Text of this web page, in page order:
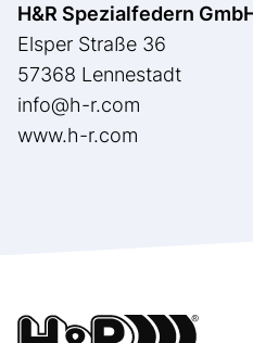
H&R Spezialfedern
Elsper Straße 36
57368 Lennestadt
info@h-r.com
www.h-r.com